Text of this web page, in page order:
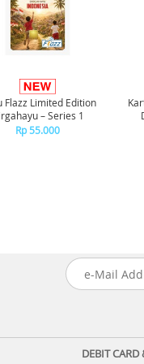
Flazz Limited Edition
– Series 1
Rp 55.000
DEBIT CARD